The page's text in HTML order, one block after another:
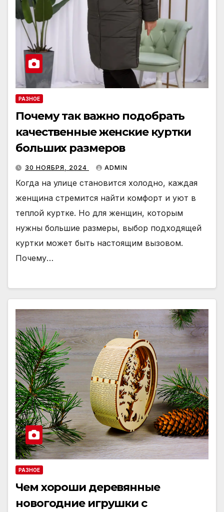
РАЗНОЕ
Почему так важно подобрать
качественные женские куртки
больших размеров
30 НОЯБРЯ, 2024 ADMIN
Когда на улице становится холодно, каждая
женщина стремится найти комфорт и уют в
теплой куртке. Но для женщин, которым
нужны большие размеры, выбор подходящей
куртки может быть настоящим вызовом.
Почему…
РАЗНОЕ
Чем хороши деревянные
новогодние игрушки с